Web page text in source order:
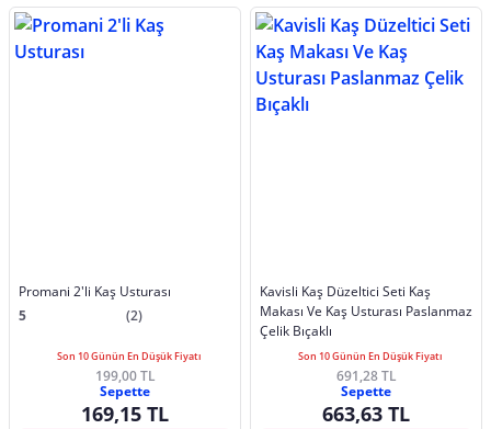
Promani 2'li Kaş Usturası
5
(2)
Son 10 Günün En Düşük Fiyatı
199,00 TL
Sepette
169,15 TL
Kavisli Kaş Düzeltici Seti Kaş
Makası Ve Kaş Usturası Paslanmaz
Çelik Bıçaklı
Son 10 Günün En Düşük Fiyatı
691,28 TL
Sepette
663,63 TL